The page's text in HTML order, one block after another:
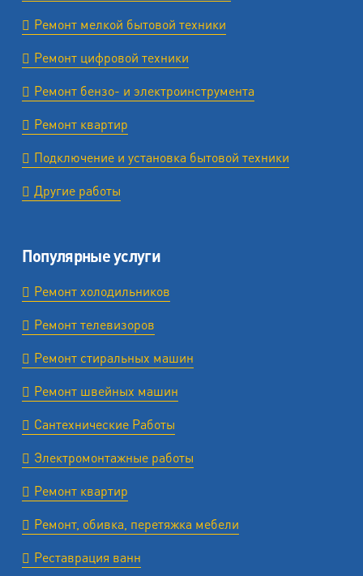
Ремонт мелкой бытовой техники
Ремонт цифровой техники
Ремонт бензо- и электроинструмента
Ремонт квартир
Подключение и установка бытовой техники
Другие работы
Популярные услуги
Ремонт холодильников
Ремонт телевизоров
Ремонт стиральных машин
Ремонт швейных машин
Сантехнические Работы
Электромонтажные работы
Ремонт квартир
Ремонт, обивка, перетяжка мебели
Реставрация ванн